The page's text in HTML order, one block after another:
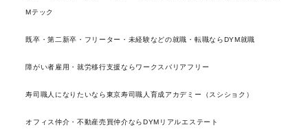
Mテック
既卒・第二新卒・フリーター・未経験などの就職・転職ならDYM就職
障がい者雇用・就労移行支援ならワークスバリアフリー
寿司職人になりたいなら東京寿司職人育成アカデミー（スシショク）
オフィス仲介・不動産売買仲介ならDYMリアルエステート